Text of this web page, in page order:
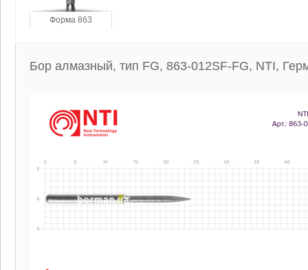
Форма 863
Бор алмазный, тип FG, 863-012SF-FG, NTI,